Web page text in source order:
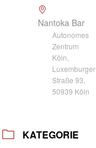
Nantoka Bar
Autonomes
Zentrum
Köln,
Luxemburger
Straße 93,
50939 Köln
KATEGORIE